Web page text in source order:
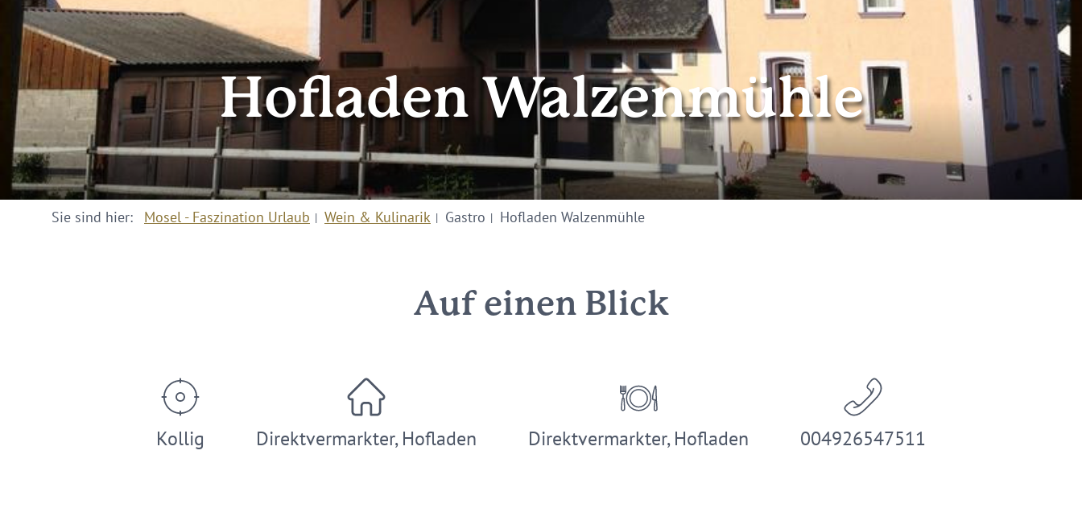
Hofladen Walzenmühle
Sie sind hier: Mosel - Faszination Urlaub Wein & Kulinarik Gastro Hofladen Walzenmühle
Auf einen Blick
Kollig Direktvermarkter, Hofladen Direktvermarkter, Hofladen 004926547511